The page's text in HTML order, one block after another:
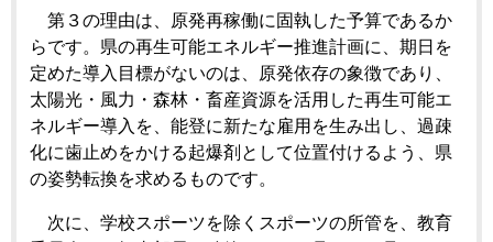
第３の理由は、原発再稼働に固執した予算であるか
らです。県の再生可能エネルギー推進計画に、期日を
定めた導入目標がないのは、原発依存の象徴であり、
太陽光・風力・森林・畜産資源を活用した再生可能エ
ネルギー導入を、能登に新たな雇用を生み出し、過疎
化に歯止めをかける起爆剤として位置付けるよう、県
の姿勢転換を求めるものです。
次に、学校スポーツを除くスポーツの所管を、教育